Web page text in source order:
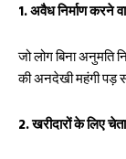
1. अवैध निर्माण करने
जो लोग बिना अनुमति
की अनदेखी महंगी पड़
2. खरीदारों के लिए